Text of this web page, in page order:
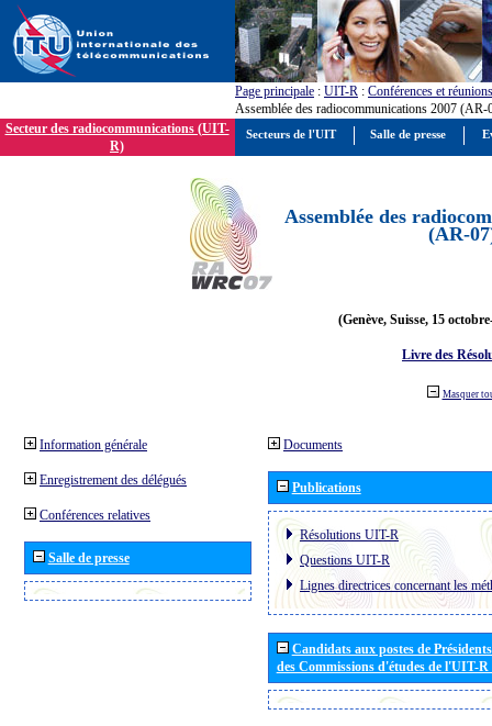
Page principale : UIT-R : Conférences et réunions
Assemblée des radiocommunications 2007 (AR-
Secteur des radiocommunications (UIT-
R)
Assemblée des
(AR-
(Genève, Suisse, 15
Livre des
Masquer
Information générale
Enregistrement des délégués
Conférences relatives
Salle de presse
Documents
Publications
Résolutions UIT-R
Questions UIT-R
Lignes directrices concernant les
Candidats aux postes de
des Commissions d'études de l'UIT-
Secteurs de l'UIT Salle de presse